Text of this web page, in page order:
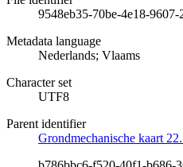
9548eb35-70be-4e18-9607-
Metadata language
Nederlands; Vlaams
Character set
UTF8
Parent identifier
Grondmechanische kaart